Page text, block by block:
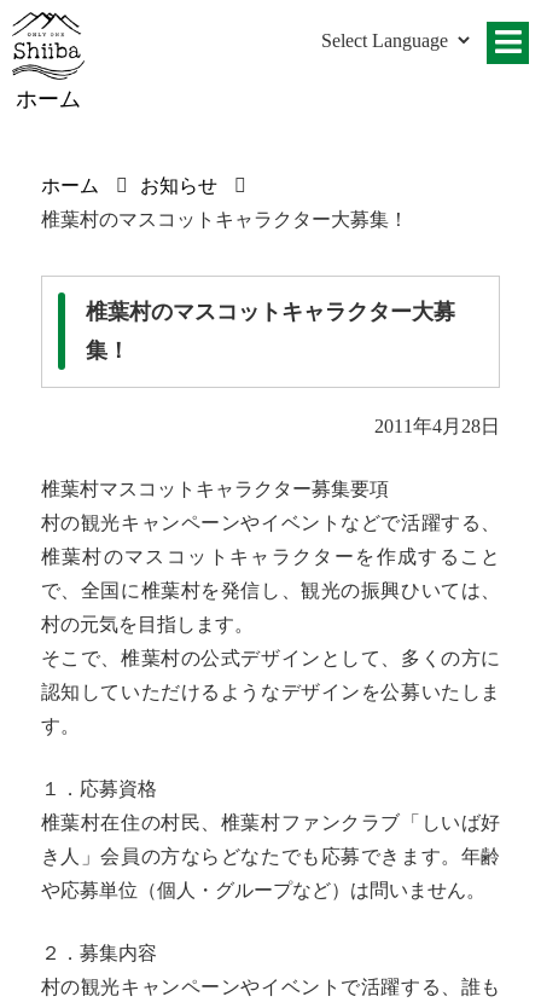
ホーム
ホーム
お知らせ
椎葉村のマスコットキャラクター大募集！
椎葉村のマスコットキャラクター大募
集！
2011年4月28日
椎葉村マスコットキャラクター募集要項
村の観光キャンペーンやイベントなどで活躍する、
椎葉村のマスコットキャラクターを作成すること
で、全国に椎葉村を発信し、観光の振興ひいては、
村の元気を目指します。
そこで、椎葉村の公式デザインとして、多くの方に
認知していただけるようなデザインを公募いたしま
す。
１．応募資格
椎葉村在住の村民、椎葉村ファンクラブ「しいば好
き人」会員の方ならどなたでも応募できます。年齢
や応募単位（個人・グループなど）は問いません。
２．募集内容
村の観光キャンペーンやイベントで活躍する、誰も